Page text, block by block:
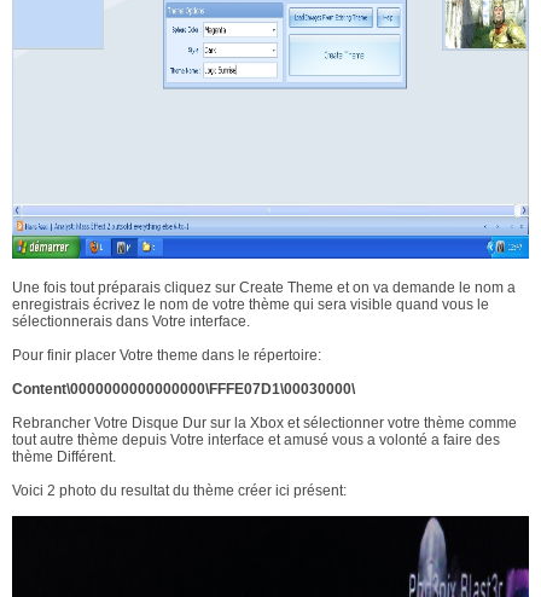
Une fois tout préparais cliquez sur Create Theme et on va demande le nom a
enregistrais écrivez le nom de votre thème qui sera visible quand vous le
sélectionnerais dans Votre interface.
Pour finir placer Votre theme dans le répertoire:
Content\0000000000000000\FFFE07D1\00030000\
Rebrancher Votre Disque Dur sur la Xbox et sélectionner votre thème comme
tout autre thème depuis Votre interface et amusé vous a volonté a faire des
thème Différent.
Voici 2 photo du resultat du thème créer ici présent: